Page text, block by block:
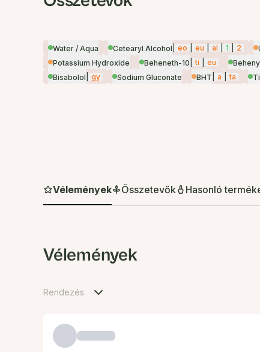
Water / Aqua Cetearyl Alcohol eo eu al 1 2
Potassium Hydroxide
Beheneth-10 ti eu
Bisabolol
gy Sodium Gluconate BHT a ta
Vélemények Összetevők Hasonló
Vélemények
Rendezés